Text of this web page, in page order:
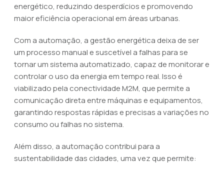
energético, reduzindo desperdícios e promovendo
maior eficiência operacional em áreas urbanas.
Com a automação, a gestão energética deixa de ser
um processo manual e suscetível a falhas para se
tornar um sistema automatizado, capaz de monitorar e
controlar o uso da energia em tempo real. Isso é
viabilizado pela conectividade M2M, que permite a
comunicação direta entre máquinas e equipamentos,
garantindo respostas rápidas e precisas a variações no
consumo ou falhas no sistema.
Além disso, a automação contribui para a
sustentabilidade das cidades, uma vez que permite: